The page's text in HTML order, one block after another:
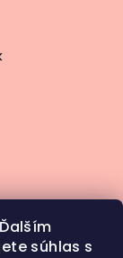
súhlas s